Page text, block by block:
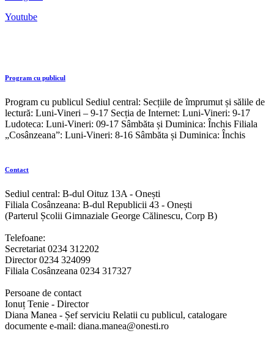
Youtube
Program cu publicul
Program cu publicul Sediul central: Secțiile de împrumut și sălile de
lectură: Luni-Vineri – 9-17 Secția de Internet: Luni-Vineri: 9-17
Ludoteca: Luni-Vineri: 09-17 Sâmbăta și Duminica: Închis Filiala
„Cosânzeana”: Luni-Vineri: 8-16 Sâmbăta și Duminica: Închis
Contact
Sediul central: B-dul Oituz 13A - Onești
Filiala Cosânzeana: B-dul Republicii 43 - Onești
(Parterul Școlii Gimnaziale George Călinescu, Corp B)
Telefoane:
Secretariat 0234 312202
Director 0234 324099
Filiala Cosânzeana 0234 317327
Persoane de contact
Ionuț Tenie - Director
Diana Manea - Șef serviciu Relatii cu publicul, catalogare
documente e-mail: diana.manea@onesti.ro